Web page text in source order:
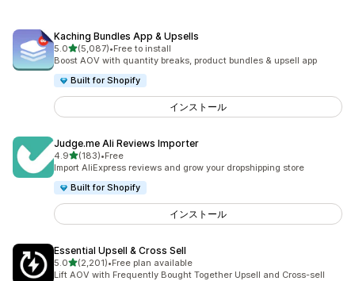
Kaching Bundles App & Upsells
5.05つ星中
(5,087)
合計レビュー数：5087件
•Free to install
Boost AOV with quantity breaks, product bundles & upsell app
Built for Shopify
インストール
Judge.me Ali Reviews Importer
4.95つ星中
(183)
合計レビュー数：183件
•Free
Import AliExpress reviews and grow your dropshipping store
Built for Shopify
インストール
Essential Upsell & Cross Sell
5.05つ星中
(2,201)
合計レビュー数：2201件
•Free plan available
Lift AOV with Frequently Bought Together Upsell and Cross-sell